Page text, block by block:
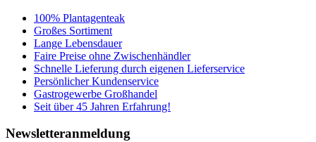
100% Plantagenteak
Großes Sortiment
Lange Lebensdauer
Faire Preise ohne Zwischenhändler
Schnelle Lieferung durch eigenen Lieferservice
Persönlicher Kundenservice
Gastrogewerbe Großhandel
Seit über 45 Jahren Erfahrung!
Newsletteranmeldung